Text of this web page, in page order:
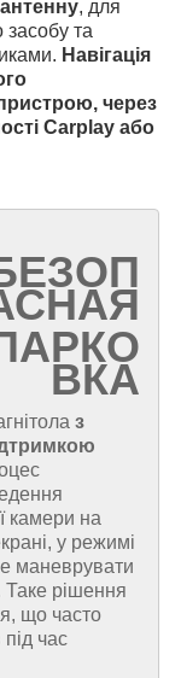
, для
та
Навігація
через
Carplay або
ВКА
з
камери на
у режимі
маневрувати
Таке рішення
що часто
час